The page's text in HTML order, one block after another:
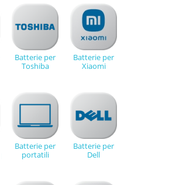
Batterie per
Toshiba
Batterie per
Xiaomi
Batterie per
portatili
Batterie per
Dell